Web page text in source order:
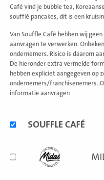
Café vind je bubble tea,
soufflé pancakes, dit is een
Van Souffle Café hebben wij
aanvragen te verwerken.
ondernemers. Risico is daarom
De hieronder extra vermelde
hebben expliciet aangegeven op
ondernemers/franchisenemers.
informatie aanvragen
formulesSOUFFLE CAFÉ